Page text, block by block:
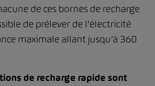
de ces bornes de recharge
de prélever de l’électricité
maximale allant jusqu’à 360
de recharge rapide sont